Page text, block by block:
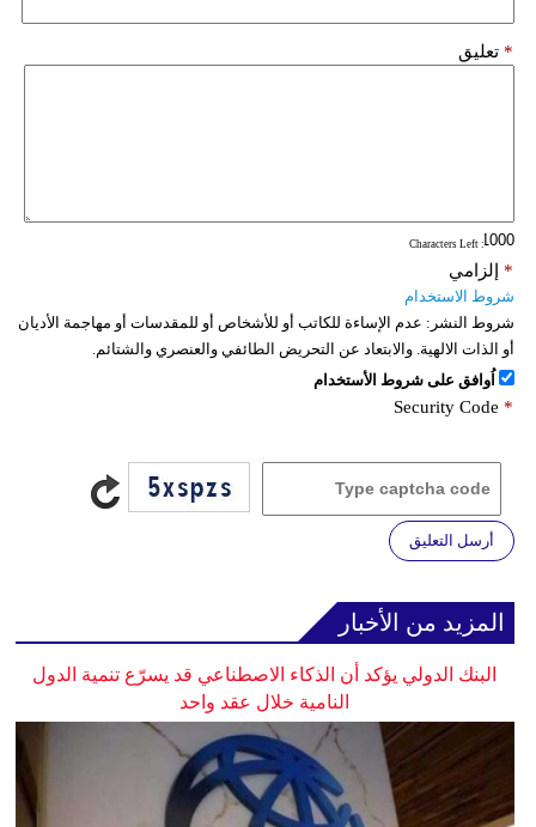
تعليق *
: Characters Left
إلزامي *
شروط الاستخدام
شروط النشر: عدم الإساءة للكاتب أو للأشخاص أو للمقدسات أو مهاجمة الأديان
أو الذات الالهية. والابتعاد عن التحريض الطائفي والعنصري والشتائم.
اُوافق على شروط الأستخدام
Security Code *
أرسل التعليق
المزيد من الأخبار
البنك الدولي يؤكد أن الذكاء الاصطناعي قد يسرّع تنمية الدول
النامية خلال عقد واحد